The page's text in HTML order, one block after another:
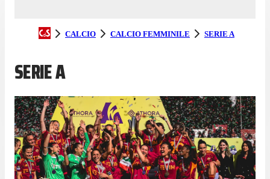
CALCIO CALCIO FEMMINILE SERIE A
SERIE A